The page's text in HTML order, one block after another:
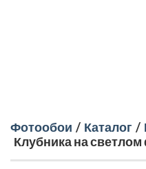
Фотообои / Каталог /
Клубника на